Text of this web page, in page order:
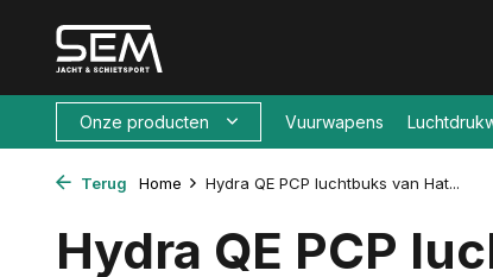
Onze producten Vuurwapens
Terug Home Hydra QE PCP luchtbuks van Hat...
Hydra QE PCP